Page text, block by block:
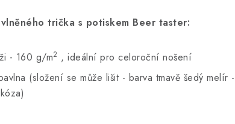
trička s potiskem Beer taster:
- 160 g/m2 , ideální pro celoroční nošení
(složení se může lišit - barva tmavě šedý melír -